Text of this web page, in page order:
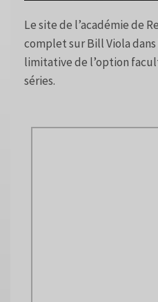
Le site de l’académie de
complet sur Bill Viola
limitative de l’option
séries.